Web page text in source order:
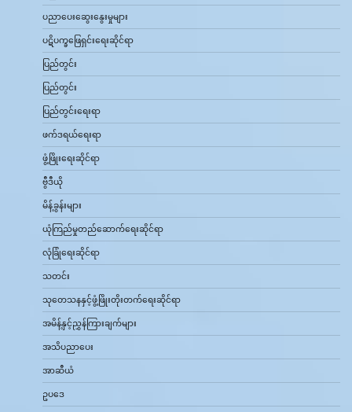
ပညာပေးဆွေးနွေးမှုများ
ပဋိပက္ခဖြေရှင်းရေးဆိုင်ရာ
ပြည်တွင်း
ပြည်တွင်း
ပြည်တွင်းရေးရာ
ဖက်ဒရယ်ရေးရာ
ဖွံ့ဖြိုးရေးဆိုင်ရာ
ဗွီဒီယို
မိန့်ခွန်းများ
ယုံကြည်မှုတည်ဆောက်ရေးဆိုင်ရာ
လုံခြုံရေးဆိုင်ရာ
သတင်း
သုတေသနနှင့်ဖွံ့ဖြိုးတိုးတက်ရေးဆိုင်ရာ
အမိန့်နှင့်ညွှန်ကြားချက်များ
အသိပညာပေး
အာဆီယံ
ဥပဒေ